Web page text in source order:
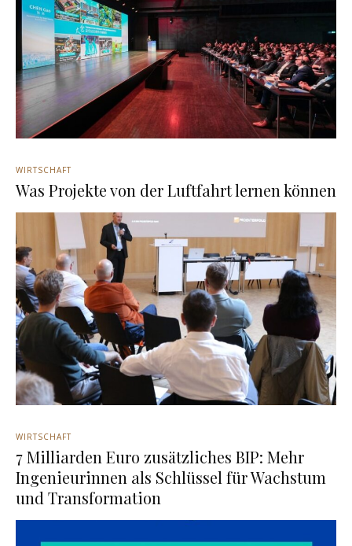
WIRTSCHAFT
Was Projekte von der Luftfahrt lernen können
WIRTSCHAFT
7 Milliarden Euro zusätzliches BIP: Mehr
Ingenieurinnen als Schlüssel für Wachstum
und Transformation